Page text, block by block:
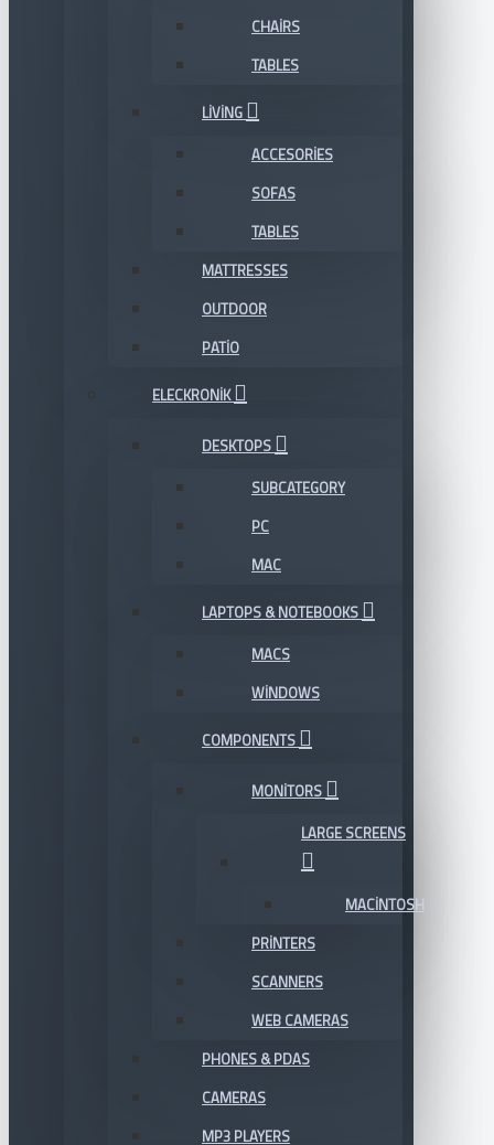
CHAIRS
TABLES
LIVING
ACCESORIES
SOFAS
TABLES
MATTRESSES
OUTDOOR
PATIO
ELECKRONIK
DESKTOPS
SUBCATEGORY
PC
MAC
LAPTOPS & NOTEBOOKS
MACS
WINDOWS
COMPONENTS
MONITORS
LARGE SCREENS
MACINTOSH
PRINTERS
SCANNERS
WEB CAMERAS
PHONES & PDAS
CAMERAS
MP3 PLAYERS